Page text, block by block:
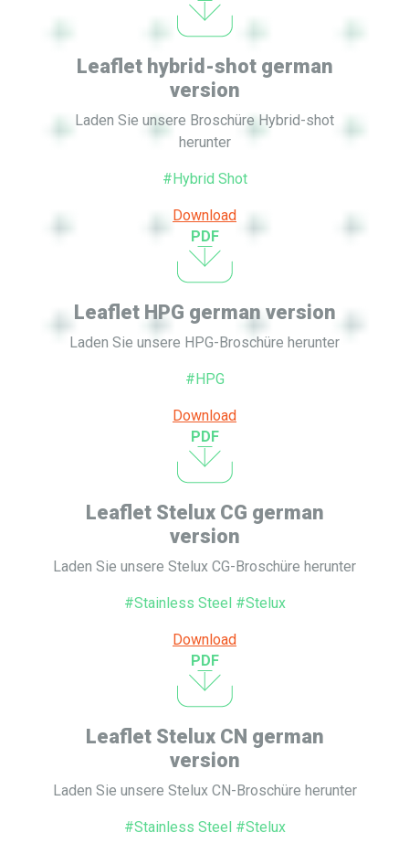
Leaflet hybrid-shot german
version
Laden Sie unsere Broschüre Hybrid-shot
herunter
#Hybrid Shot
Download
PDF
Leaflet HPG german version
Laden Sie unsere HPG-Broschüre herunter
#HPG
Download
PDF
Leaflet Stelux CG german
version
Laden Sie unsere Stelux CG-Broschüre herunter
#Stainless Steel #Stelux
Download
PDF
Leaflet Stelux CN german
version
Laden Sie unsere Stelux CN-Broschüre herunter
#Stainless Steel #Stelux